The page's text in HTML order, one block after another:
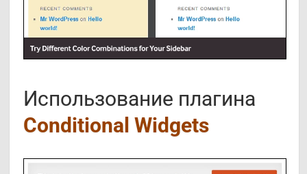
Использование плагина
Conditional Widgets